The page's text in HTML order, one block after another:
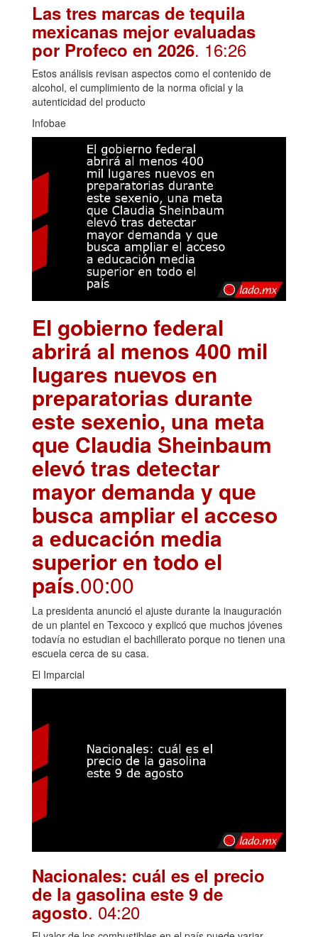
Las tres marcas de tequila
mexicanas mejor evaluadas
por Profeco en 2026. 16:26
Estos análisis revisan aspectos como el contenido de
alcohol, el cumplimiento de la norma oficial y la
autenticidad del producto
Infobae
El gobierno federal
abrirá al menos 400 mil
lugares nuevos en
preparatorias durante
este sexenio, una meta
que Claudia Sheinbaum
elevó tras detectar
mayor demanda y que
busca ampliar el acceso
a educación media
superior en todo el
país.00:00
La presidenta anunció el ajuste durante la inauguración
de un plantel en Texcoco y explicó que muchos jóvenes
todavía no estudian el bachillerato porque no tienen una
escuela cerca de su casa.
El Imparcial
Nacionales: cuál es el precio
de la gasolina este 9 de
agosto. 04:20